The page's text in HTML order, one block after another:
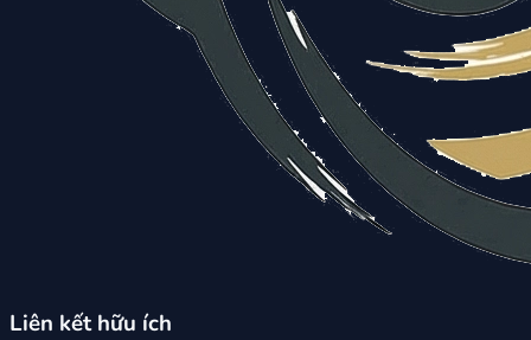
Liên kết hữu ích